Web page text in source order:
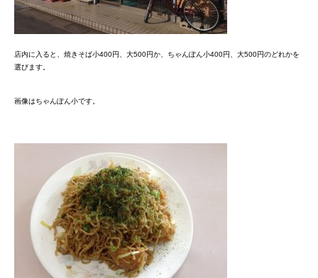
店内に入ると、焼きそば小400円、大500円か、ちゃんぽん小400円、大500円のどれかを
選びます。
画像はちゃんぽん小です。